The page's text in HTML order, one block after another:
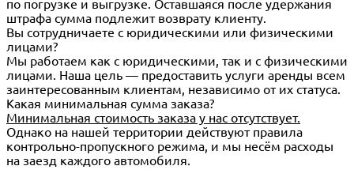
по погрузке и выгрузке. Оставшаяся после удержания
штрафа сумма подлежит возврату клиенту.
Вы сотрудничаете с юридическими или физическими
лицами?
Мы работаем как с юридическими, так и с физическими
лицами. Наша цель — предоставить услуги аренды всем
заинтересованным клиентам, независимо от их статуса.
Какая минимальная сумма заказа?
Минимальная стоимость заказа у нас отсутствует.
Однако на нашей территории действуют правила
контрольно-пропускного режима, и мы несём расходы
на заезд каждого автомобиля.